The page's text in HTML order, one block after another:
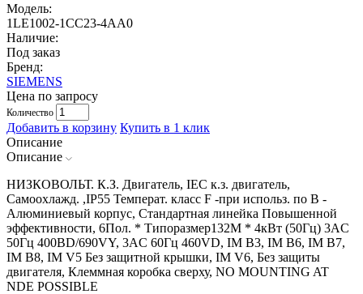
Модель:
1LE1002-1CC23-4AA0
Наличие:
Под заказ
Бренд:
SIEMENS
Цена по запросу
Количество
Добавить в корзину Купить в 1 клик
Описание
Описание
НИЗКОВОЛЬТ. К.З. Двигатель, IEC к.з. двигатель,
Самоохлажд. ,IP55 Температ. класс F -при использ. по B -
Алюминиевый корпус, Стандартная линейка Повышенной
эффективности, 6Пол. * Типоразмер132M * 4кВт (50Гц) 3AC
50Гц 400ВD/690VY, 3AC 60Гц 460VD, IM B3, IM B6, IM B7,
IM B8, IM V5 Без защитной крышки, IM V6, Без защиты
двигателя, Клеммная коробка сверху, NO MOUNTING AT
NDE POSSIBLE